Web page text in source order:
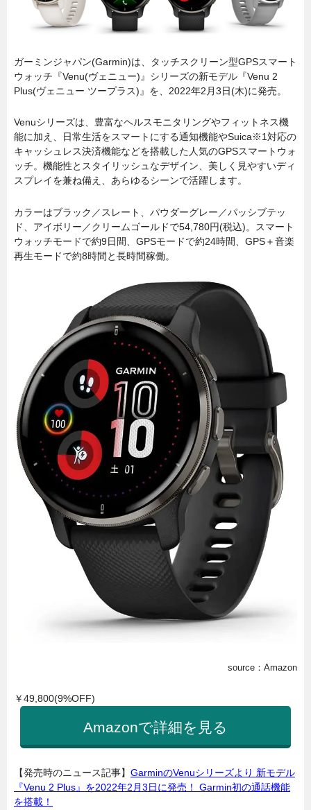
ガーミンジャパン(Garmin)は、タッチスクリーン型GPSスマート
ウォッチ『Venu(ヴェニュー)』シリーズの新モデル『Venu 2
Plus(ヴェニュー ツープラス)』を、2022年2月3日(木)に発売。
Venuシリーズは、豊富なヘルスモニタリングやフィットネス機
能に加え、日常生活をスマートにする通知機能やSuica※1対応の
キャッシュレス決済機能などを搭載した人気のGPSスマートウォ
ッチ。機能性とスタイリッシュなデザイン、美しく見やすいディ
スプレイを兼ね備え、あらゆるシーンで活躍します。
カラーはブラック／スレート、パウダーグレー／パッシブテッ
ド、アイボリー／クリームゴールドで54,780円(税込)。スマート
ウォッチモードで約9日間、GPSモードで約24時間、GPS＋音楽
再生モードで約8時間と長時間稼働。
source：Amazon
￥49,800(9%OFF)
Amazonで詳細を見る
【発売時のニュース記事】 GarminのVenuシリーズより 新モデル
『Venu 2 Plus』を2022年2月3日に発売！ Garmin初の通話機能
を搭載！